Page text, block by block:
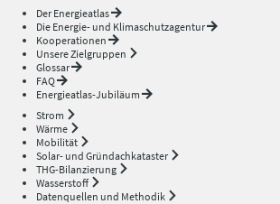
Der Energieatlas
Die Energie- und Klimaschutzagentur
Kooperationen
Unsere Zielgruppen
Glossar
FAQ
Energieatlas-Jubiläum
Strom
Wärme
Mobilität
Solar- und Gründachkataster
THG-Bilanzierung
Wasserstoff
Datenquellen und Methodik